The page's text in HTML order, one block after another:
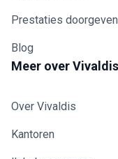
Prestaties doorgeven
Blog
Meer over Vivaldis
Over Vivaldis
Kantoren